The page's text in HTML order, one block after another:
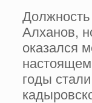
Алханов,
оказался
годы